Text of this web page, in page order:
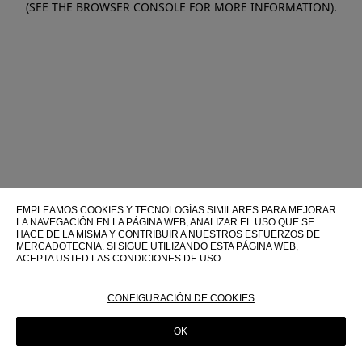
(SEE THE BROWSER CONSOLE FOR MORE INFORMATION).
EMPLEAMOS COOKIES Y TECNOLOGÍAS SIMILARES PARA MEJORAR
LA NAVEGACIÓN EN LA PÁGINA WEB, ANALIZAR EL USO QUE SE
HACE DE LA MISMA Y CONTRIBUIR A NUESTROS ESFUERZOS DE
MERCADOTECNIA. SI SIGUE UTILIZANDO ESTA PÁGINA WEB,
ACEPTA USTED LAS CONDICIONES DE USO.
SOBRE SU USO EN ESTA PÁGINA WEB, CONSULTE NUESTRA
CONFIGURACIÓN DE COOKIES
OK